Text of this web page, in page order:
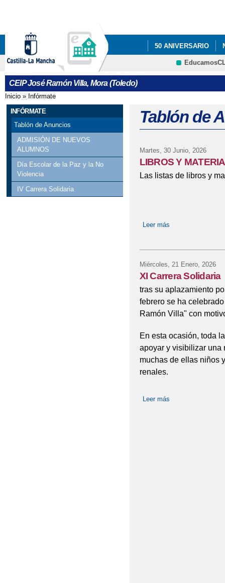
50 ANIVERSARIO
INFÓRMATE AMPA
CEIP José Ramón Villa, Mora (Toledo)
Se encuentra usted aquí
Inicio » Infórmate
INFÓRMATE
Tablón de Anuncios
ADMISIÓN DE NUEVOS
ALUMNOS
Día Escolar de la Paz y la No
Violencia
IV Carrera Solidaria
Tablón de
Martes, 30 Junio, 2026
LIBROS Y
Las listas de libros y
Leer más
Miércoles, 21 Enero, 2026
XI Carrera Solidaria
tras su aplazamiento
febrero se ha
Ramón Villa" con
En esta ocasión, toda
apoyar y visibilizar una
muchas de ellas niños
renales.
Leer más